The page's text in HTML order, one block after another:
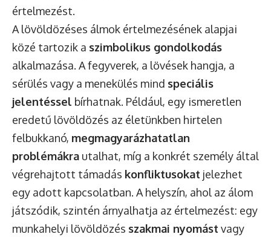
értelmezést.
A lövöldözéses álmok értelmezésének alapjai
közé tartozik a szimbolikus gondolkodás
alkalmazása. A fegyverek, a lövések hangja, a
sérülés vagy a menekülés mind speciális
jelentéssel bírhatnak. Például, egy ismeretlen
eredetű lövöldözés az életünkben hirtelen
felbukkanó, megmagyarázhatatlan
problémákra utalhat, míg a konkrét személy által
végrehajtott támadás konfliktusokat jelezhet
egy adott kapcsolatban. A helyszín, ahol az álom
játszódik, szintén árnyalhatja az értelmezést: egy
munkahelyi lövöldözés szakmai nyomást vagy